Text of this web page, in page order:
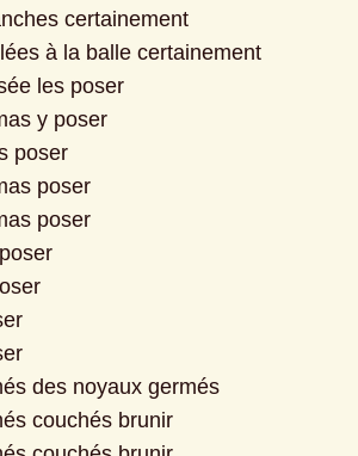
certainement
à la balle certainement
les poser
y poser
poser
poser
poser
des noyaux germés
couchés brunir